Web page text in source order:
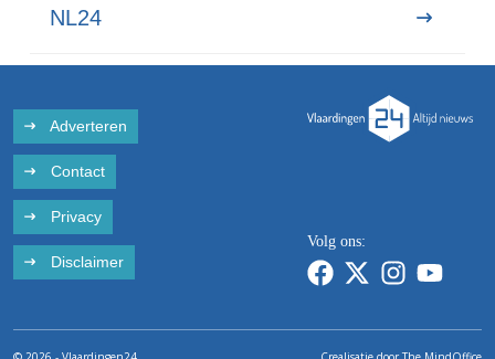
NL24
Adverteren
Contact
Privacy
Disclaimer
Volg ons: